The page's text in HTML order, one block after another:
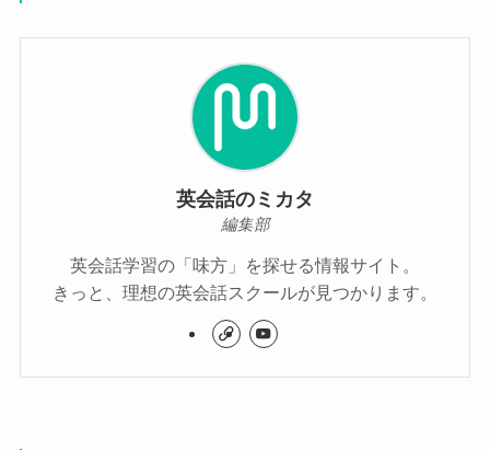
英会話のミカタ
編集部
英会話学習の「味方」を探せる情報サイト。
きっと、理想の英会話スクールが見つかります。